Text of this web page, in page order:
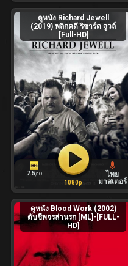
ดูหนัง Richard Jewell
(2019) พลิกคดี ริชาร์ด จูวล์
[Full-HD]
7.5/10
ไทย
มาสเตอร์
1080p
ดูหนัง Blood Work (2002)
ดับชีพจรล่านรก [ML]-[FULL-
HD]